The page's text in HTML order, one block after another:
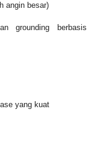
angin besar)
grounding berbasis
yang kuat